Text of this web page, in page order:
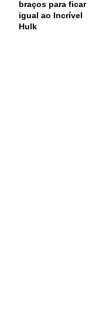
braços para ficar
igual ao Incrível
Hulk